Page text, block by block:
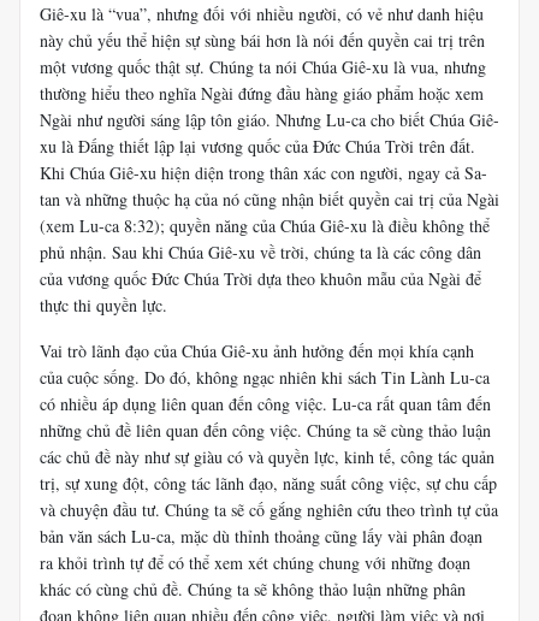
Giê-xu là “vua”, nhưng đối với nhiều người, có vẻ như danh hiệu
này chủ yếu thể hiện sự sùng bái hơn là nói đến quyền cai trị trên
một vương quốc thật sự. Chúng ta nói Chúa Giê-xu là vua, nhưng
thường hiểu theo nghĩa Ngài đứng đầu hàng giáo phẩm hoặc xem
Ngài như người sáng lập tôn giáo. Nhưng Lu-ca cho biết Chúa Giê-
xu là Đấng thiết lập lại vương quốc của Đức Chúa Trời trên đất.
Khi Chúa Giê-xu hiện diện trong thân xác con người, ngay cả Sa-
tan và những thuộc hạ của nó cũng nhận biết quyền cai trị của Ngài
(xem Lu-ca 8:32); quyền năng của Chúa Giê-xu là điều không thể
phủ nhận. Sau khi Chúa Giê-xu về trời, chúng ta là các công dân
của vương quốc Đức Chúa Trời dựa theo khuôn mẫu của Ngài để
thực thi quyền lực.
Vai trò lãnh đạo của Chúa Giê-xu ảnh hưởng đến mọi khía cạnh
của cuộc sống. Do đó, không ngạc nhiên khi sách Tin Lành Lu-ca
có nhiều áp dụng liên quan đến công việc. Lu-ca rất quan tâm đến
những chủ đề liên quan đến công việc. Chúng ta sẽ cùng thảo luận
các chủ đề này như sự giàu có và quyền lực, kinh tế, công tác quản
trị, sự xung đột, công tác lãnh đạo, năng suất công việc, sự chu cấp
và chuyện đầu tư. Chúng ta sẽ cố gắng nghiên cứu theo trình tự của
bản văn sách Lu-ca, mặc dù thỉnh thoảng cũng lấy vài phân đoạn
ra khỏi trình tự để có thể xem xét chúng chung với những đoạn
khác có cùng chủ đề. Chúng ta sẽ không thảo luận những phân
đoạn không liên quan nhiều đến công việc, người làm việc và nơi